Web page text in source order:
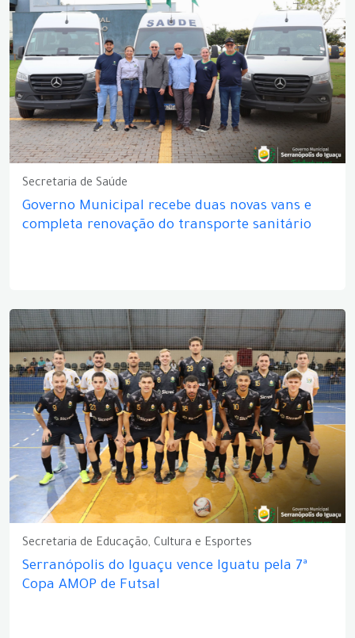
Secretaria de Saúde
Governo Municipal recebe duas novas vans e
completa renovação do transporte sanitário
Secretaria de Educação, Cultura e Esportes
Serranópolis do Iguaçu vence Iguatu pela 7ª
Copa AMOP de Futsal